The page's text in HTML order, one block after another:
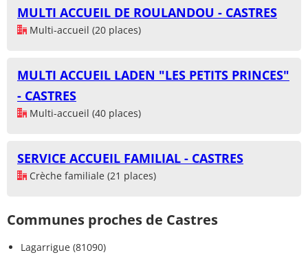
MULTI ACCUEIL DE ROULANDOU - CASTRES
Multi-accueil (20 places)
MULTI ACCUEIL LADEN "LES PETITS PRINCES"
- CASTRES
Multi-accueil (40 places)
SERVICE ACCUEIL FAMILIAL - CASTRES
Crèche familiale (21 places)
Communes proches de Castres
Lagarrigue (81090)